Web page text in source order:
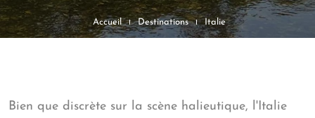
Accueil Destinations Italie
Bien que discrète sur la scène halieutique, l'Italie